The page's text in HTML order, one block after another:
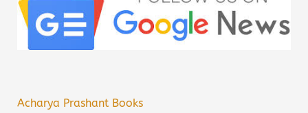
Acharya Prashant Books